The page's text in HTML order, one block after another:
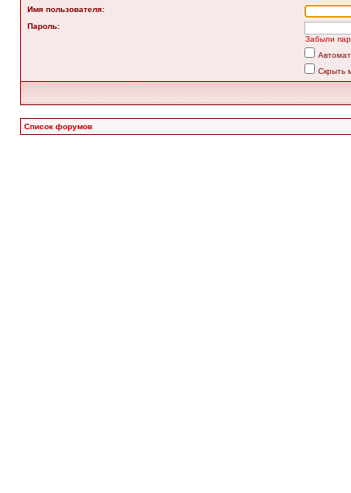
Имя пользователя:
Пароль:
Забыли
Скрыть
Список форумов